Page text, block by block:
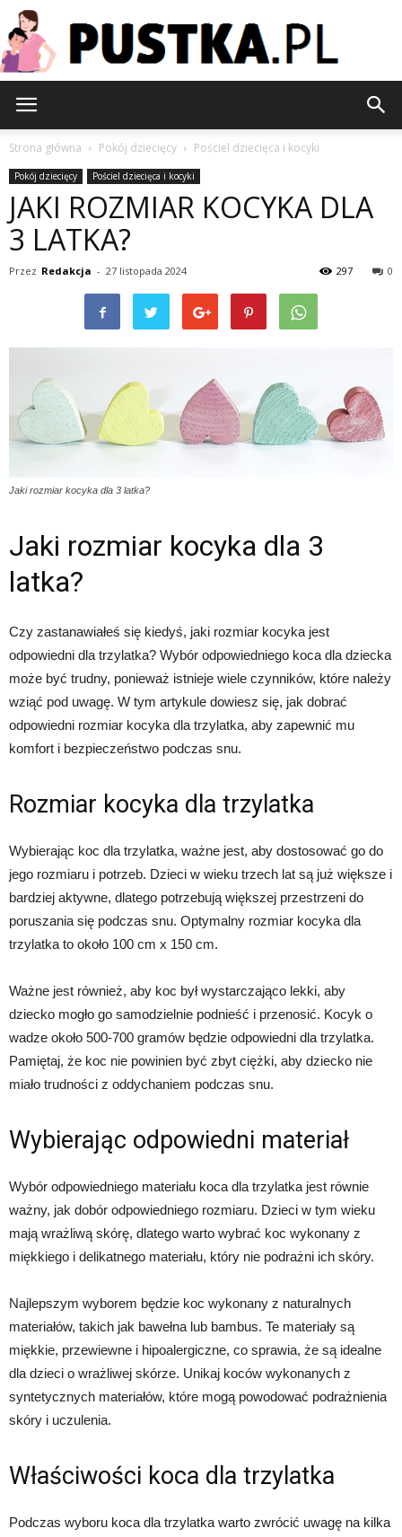
Strona główna Pokój dziecięcy Pościel dziecięca i kocyki
Pokój dziecięcy Pościel dziecięca i kocyki
JAKI ROZMIAR KOCYKA DLA
3 LATKA?
Przez Redakcja - 27 listopada 2024 0
297
Jaki rozmiar kocyka dla 3 latka?
Jaki rozmiar kocyka dla 3
latka?
Czy zastanawiałeś się kiedyś, jaki rozmiar kocyka jest
odpowiedni dla trzylatka? Wybór odpowiedniego koca dla dziecka
może być trudny, ponieważ istnieje wiele czynników, które należy
wziąć pod uwagę. W tym artykule dowiesz się, jak dobrać
odpowiedni rozmiar kocyka dla trzylatka, aby zapewnić mu
komfort i bezpieczeństwo podczas snu.
Rozmiar kocyka dla trzylatka
Wybierając koc dla trzylatka, ważne jest, aby dostosować go do
jego rozmiaru i potrzeb. Dzieci w wieku trzech lat są już większe i
bardziej aktywne, dlatego potrzebują większej przestrzeni do
poruszania się podczas snu. Optymalny rozmiar kocyka dla
trzylatka to około 100 cm x 150 cm.
Ważne jest również, aby koc był wystarczająco lekki, aby
dziecko mogło go samodzielnie podnieść i przenosić. Kocyk o
wadze około 500-700 gramów będzie odpowiedni dla trzylatka.
Pamiętaj, że koc nie powinien być zbyt ciężki, aby dziecko nie
miało trudności z oddychaniem podczas snu.
Wybierając odpowiedni materiał
Wybór odpowiedniego materiału koca dla trzylatka jest równie
ważny, jak dobór odpowiedniego rozmiaru. Dzieci w tym wieku
mają wrażliwą skórę, dlatego warto wybrać koc wykonany z
miękkiego i delikatnego materiału, który nie podrażni ich skóry.
Najlepszym wyborem będzie koc wykonany z naturalnych
materiałów, takich jak bawełna lub bambus. Te materiały są
miękkie, przewiewne i hipoalergiczne, co sprawia, że są idealne
dla dzieci o wrażliwej skórze. Unikaj koców wykonanych z
syntetycznych materiałów, które mogą powodować podrażnienia
skóry i uczulenia.
Właściwości koca dla trzylatka
Podczas wyboru koca dla trzylatka warto zwrócić uwagę na kilka